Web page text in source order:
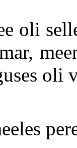
oli
oli